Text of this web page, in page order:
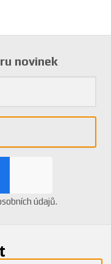
novinek
údajů.